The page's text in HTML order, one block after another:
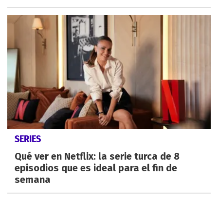
SERIES
Qué ver en Netflix: la serie turca de 8
episodios que es ideal para el fin de
semana